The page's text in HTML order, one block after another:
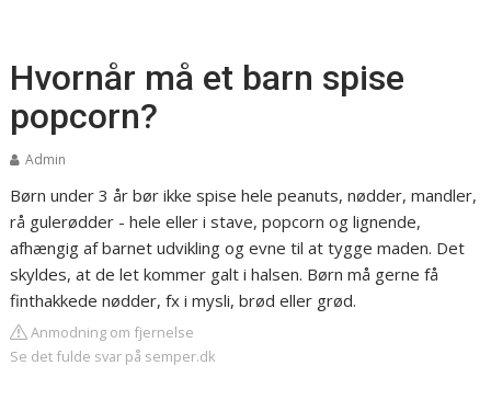
Hvornår må et barn spise
popcorn?
Admin
Børn under 3 år bør ikke spise hele peanuts, nødder, mandler,
rå gulerødder - hele eller i stave, popcorn og lignende,
afhængig af barnet udvikling og evne til at tygge maden. Det
skyldes, at de let kommer galt i halsen. Børn må gerne få
finthakkede nødder, fx i mysli, brød eller grød.
Anmodning om fjernelse
Se det fulde svar på semper.dk